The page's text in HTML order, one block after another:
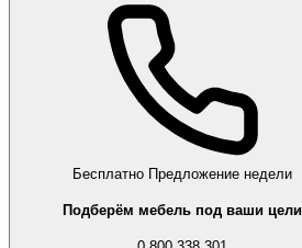
Бесплатно Предложение недели
Подберём мебель под ваши цели